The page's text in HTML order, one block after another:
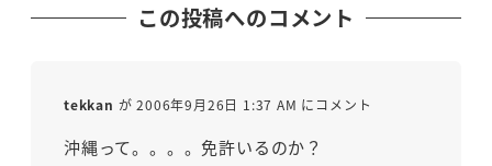
この投稿へのコメント
tekkan が 2006年9月26日 1:37 AM にコメント
沖縄って。。。。免許いるのか？